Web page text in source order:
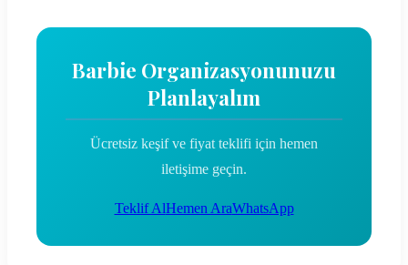
Barbie Organizasyonunuzu
Planlayalım
Ücretsiz keşif ve fiyat teklifi için hemen
iletişime geçin.
Teklif AlHemen AraWhatsApp